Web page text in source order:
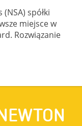
spółki
miejsce w
Rozwiązanie